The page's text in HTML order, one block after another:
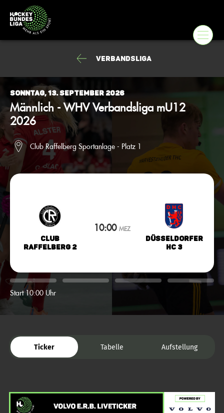
Verbandsliga
Sonntag, 13. September 2026
Männlich - WHV Verbandsliga mU12
2026
Club Raffelberg Sportanlage - Platz 1
Club
Raffelberg 2
10:00 MEZ
Düsseldorfer
HC 3
Start 10:00 Uhr
Ticker Tabelle Aufstellung